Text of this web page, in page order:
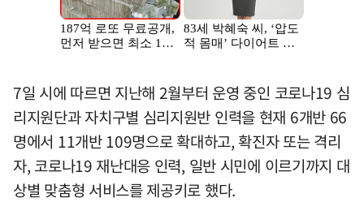
7일 시에 따르면 지난해 2월부터 운영 중인 코로나19 심
리지원단과 자치구별 심리지원반 인력을 현재 6개반 66
명에서 11개반 109명으로 확대하고, 확진자 또는 격리
자, 코로나19 재난대응 인력, 일반 시민에 이르기까지 대
상별 맞춤형 서비스를 제공키로 했다.